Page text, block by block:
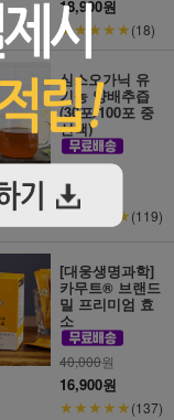
18,900원
★★★★★(18)
심스오가닉 유
기농 양배추즙
(30포/100포 중
선택)
24,900원
23,900원
★★★★★(119)
[대웅생명과학]
카무트® 브랜드
밀 프리미엄 효
소
40,000원
16,900원
★★★★★(137)